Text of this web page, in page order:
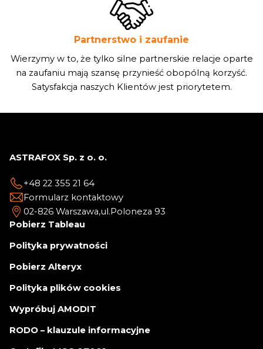
Partnerstwo i zaufanie
Wierzymy w to, że tylko silne partnerskie relacje oparte
na zaufaniu mają szansę przynieść obopólną korzyść.
Satysfakcja naszych Klientów jest priorytetem.
ASTRAFOX Sp. z o. o.
+48 22 355 21 64
Formularz kontaktowy
02-826 Warszawa,ul.Poloneza 93
Pobierz Tableau
Polityka prywatności
Pobierz Alteryx
Polityka plików cookies
Wypróbuj AMODIT
RODO – klauzule informacyjne